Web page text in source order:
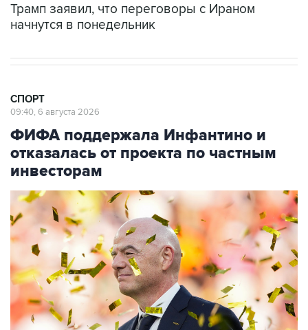
Трамп заявил, что переговоры с Ираном
начнутся в понедельник
СПОРТ
09:40, 6 августа 2026
ФИФА поддержала Инфантино и
отказалась от проекта по частным
инвесторам